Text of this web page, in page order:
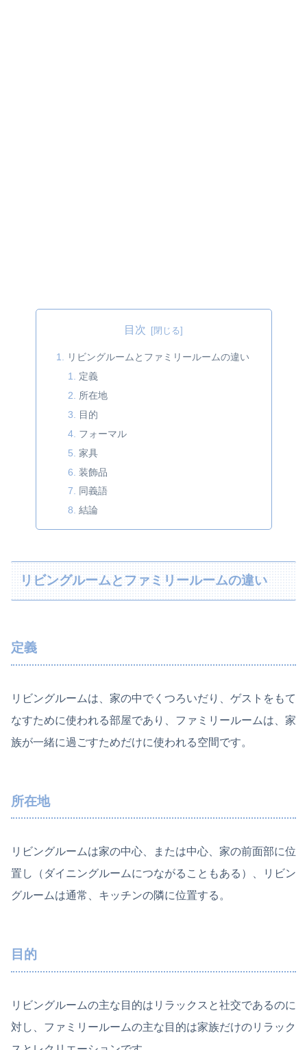
目次
リビングルームとファミリールームの違い
定義
所在地
目的
フォーマル
家具
装飾品
同義語
結論
リビングルームとファミリールームの違い
定義
リビングルームは、家の中でくつろいだり、ゲストをもて
なすために使われる部屋であり、ファミリールームは、家
族が一緒に過ごすためだけに使われる空間です。
所在地
リビングルームは家の中心、または中心、家の前面部に位
置し（ダイニングルームにつながることもある）、リビン
グルームは通常、キッチンの隣に位置する。
目的
リビングルームの主な目的はリラックスと社交であるのに
対し、ファミリールームの主な目的は家族だけのリラック